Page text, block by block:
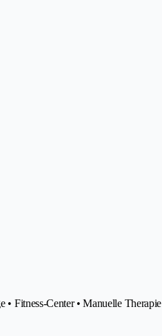
• Fitness-Center • Manuelle Therapie